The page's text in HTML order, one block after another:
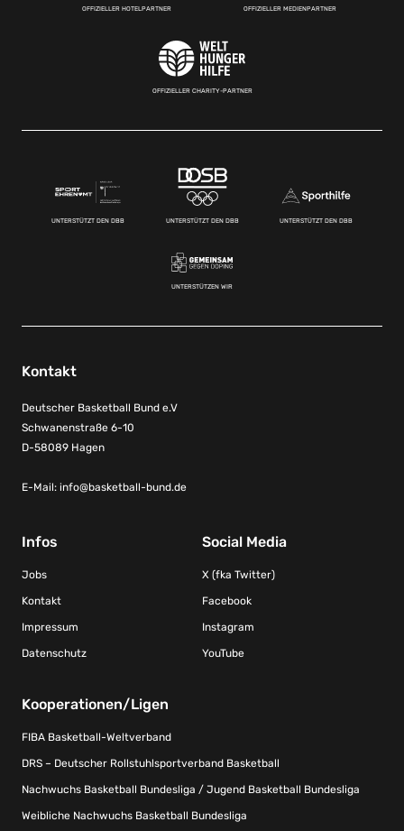
OFFIZIELLER HOTELPARTNER OFFIZIELLER MEDIENPARTNER
OFFIZIELLER CHARITY-PARTNER
UNTERSTÜTZT DEN DBB UNTERSTÜTZT DEN DBB UNTERSTÜTZT DEN DBB
UNTERSTÜTZEN WIR
Kontakt
Deutscher Basketball Bund e.V
Schwanenstraße 6-10
D-58089 Hagen
E-Mail: info@basketball-bund.de
Infos
Jobs
Kontakt
Impressum
Datenschutz
Social Media
X (fka Twitter)
Facebook
Instagram
YouTube
Kooperationen/Ligen
FIBA Basketball-Weltverband
DRS – Deutscher Rollstuhlsportverband Basketball
Nachwuchs Basketball Bundesliga / Jugend Basketball Bundesliga
Weibliche Nachwuchs Basketball Bundesliga